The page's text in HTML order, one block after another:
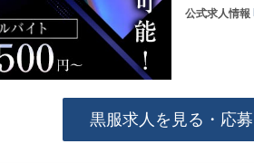
公式求人情報
黒服求人を見る・応募